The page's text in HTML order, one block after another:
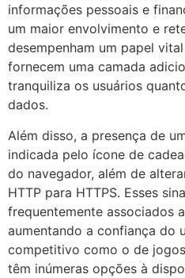
informações pessoais e
um maior envolvimento e
desempenham um papel
fornecem uma camada
tranquiliza os usuários
dados.
Além disso, a presença de
indicada pelo ícone de
do navegador, além de
HTTP para HTTPS. Esses
frequentemente associados
aumentando a confiança do
competitivo como o de
têm inúmeras opções à